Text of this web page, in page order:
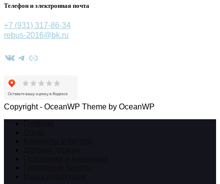
Телефон и электронная почта
+7 (931) 317-86-34
rebus-2016@bk.ru
ВКонтакте
Telegram
Ссылка
Copyright - OceanWP Theme by OceanWP